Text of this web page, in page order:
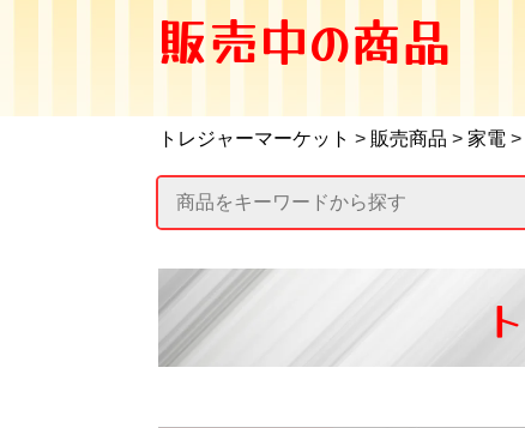
販売中の商品
トレジャーマーケット > 販売商品 > 家電 >